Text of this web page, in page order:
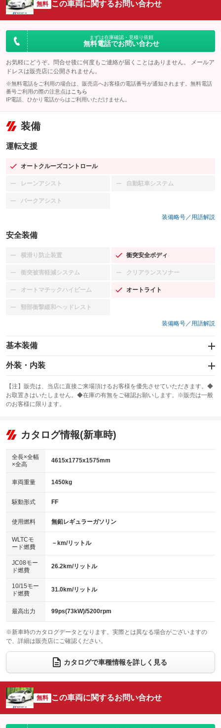
無料 この車両に関するお問い合わせ
まずは在庫確認・見積り依頼
無料電話でお問い合わせ
お気軽にどうぞ。問合せ後に何度もご連絡が届くことはありません。 メールア
ドレスは販売店に公開されません。
※無料電話をご利用の場合は、販売店へお客様の電話番号が通知されます。無料電話
番号ご利用の際の注意点は こちら
IP電話、ひかり電話からはご利用いただけません。
装備
運転支援
オートクルーズコントロール
：装備あり
レーンアシスト
：装備なし 自動駐車システム
：装備なし
パークアシスト
：装備なし
装備略号／用語解説
安全装備
横滑り防止装置
：装備なし 衝突安全ボディ
：装備あり
衝突被害軽減システム
：装備なし クリアランスソナー
：装備なし
オートマチックハイビーム
：装備なし オートライト
：装備あり
頸部衝撃緩和ヘッドレスト
：装備なし
装備略号／用語解説
基本装備
エアバッグ：運転席/助手席/サイド
：装備あり
：装備なし
サンルーフ
：装備なし ABS
リフトアップ
：装備なし
：装備なし
パワーウィンドウ
アイドリングストップ
：装備なし
USB入力端子
：装備あり
100V電源
：装備なし
センターデフロック
：装備なし
電動格納ミラー
：装備あり
外装・内装
カーナビ：メモリーナビ他
：装備あり
TV：フルセグ
：装備あり
ビジュアル：-／DVD再生
：装備あり
アルミホイール：16インチ
：装備あり
HID(キセノンライト)
バックカメラ
エアロ
：装備なし
ローダウン
：装備なし
ベンチシート
：装備なし
チップアップシート
：装備なし
電動格納サードシート
：装備なし シートヒーター
：装備なし
ウォークスルー
電動リアゲート フロントカメラ
：装備なし
シートエアコン
：装備なし 全周囲カメラ
：装備なし
サイドカメラ
：装備なし ルーフレール
：装備なし
エアサスペンション ヘッドライトウォッシャー
【注】販売は、当店に直接ご来場頂けるお客様を優先させていただきます。◆
お取置きはいたしません。◆在庫の有無をご確認お願いします。※販売は一般
のお客様に限ります。
カタログ情報(新車時)
全長×全幅
×全高
4615x1775x1575mm
車両重量 1450kg
駆動形式 FF
使用燃料 無鉛レギュラーガソリン
WLTCモ
ード燃費
－km/リットル
JC08モー
ド燃費
26.2km/リットル
10/15モー
ド燃費
31.0km/リットル
最高出力 99ps(73kW)/5200rpm
※新車時のカタログデータとなります。実際とは異なる場合がございますの
で、詳細は販売店にご確認ください。
カタログで車種情報を詳しく見る
無料 この車両に関するお問い合わせ